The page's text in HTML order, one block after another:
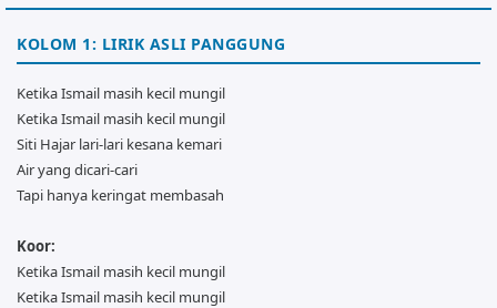
KOLOM 1: LIRIK ASLI PANGGUNG
Ketika Ismail masih kecil mungil
Ketika Ismail masih kecil mungil
Siti Hajar lari-lari kesana kemari
Air yang dicari-cari
Tapi hanya keringat membasah
Koor:
Ketika Ismail masih kecil mungil
Ketika Ismail masih kecil mungil